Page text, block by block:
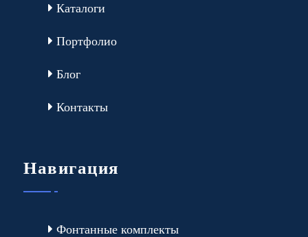
Каталоги
Портфолио
Блог
Контакты
Навигация
Фонтанные комплекты